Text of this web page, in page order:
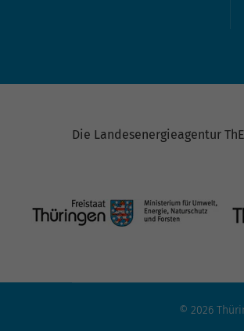
Die Landesenergieagentur
© 2026